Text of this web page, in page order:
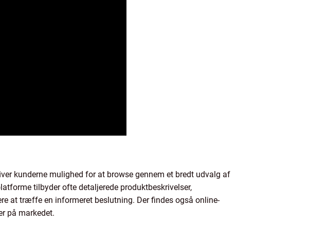
kunderne mulighed for at browse gennem et bredt udvalg af
tilbyder ofte detaljerede produktbeskrivelser,
at træffe en informeret beslutning. Der findes også online-
på markedet.